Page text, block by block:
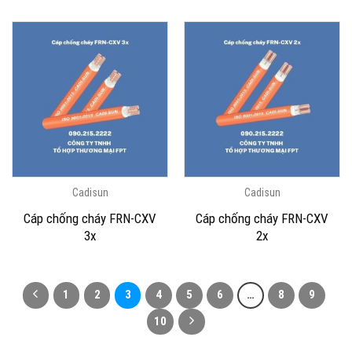
Cadisun
Cáp chống cháy FRN-CXV
3x
Cadisun
Cáp chống cháy FRN-CXV
2x
1 2 3 4 5 6 … 8
9
10